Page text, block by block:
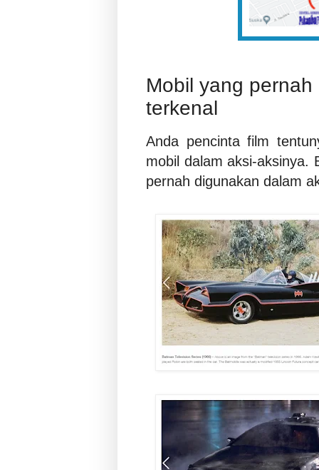
Mobil yang
terkenal
Anda pencinta film
mobil dalam aksi-aksinya.
pernah digunakan dalam